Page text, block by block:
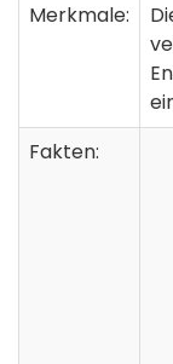
Merkmale:
Fakten: